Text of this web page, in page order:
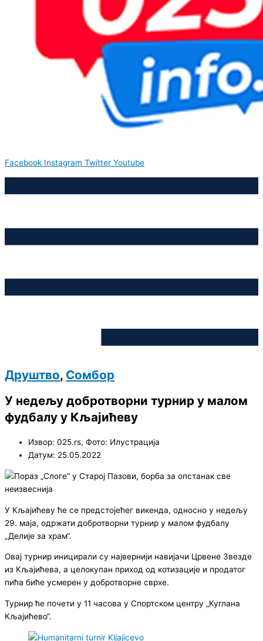
Facebook Instagram Twitter Youtube
Друштво, Сомбор
У недељу добротворни турнир у малом
фудбалу у Кљајићеву
Извор: 025.rs, Фото: Илустрација
Датум: 25.05.2022
У Кљајићеву ће се предстојећег викенда, односно у недељу
29. маја, одржати добротворни турнир у малом фудбалу
„Делије за храм“.
Овај турнир иницирали су највернији навијачи Црвене Звезде
из Кљајићева, а целокупан приход од котизације и продатог
пића биће усмерен у добротворне сврхе.
Турнир ће почети у 11 часова у Спортском центру „Куглана
Кљајићево“.